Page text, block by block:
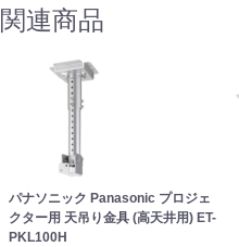
関連商品
パナソニック Panasonic プロジェ
クター用 天吊り金具 (高天井用) ET-
PKL100H